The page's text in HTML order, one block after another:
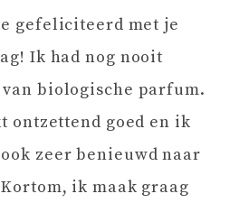
gefeliciteerd met je
Ik had nog nooit
van biologische parfum.
ontzettend goed en ik
zeer benieuwd naar
ik maak graag